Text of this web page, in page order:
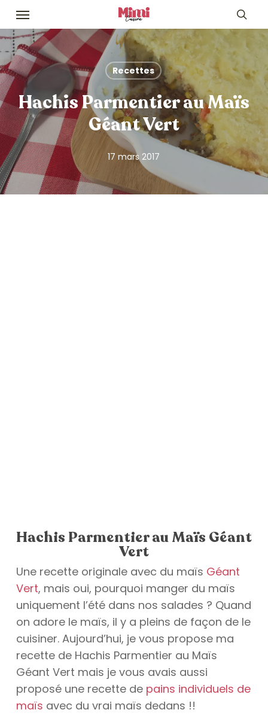
Skip
main
content
Menu
Recettes
Hachis Parmentier au Maïs
Géant Vert
17 mars 2017
Hachis Parmentier au Maïs Géant
Vert
Une recette originale avec du maïs Géant
Vert, mais oui, pourquoi manger du maïs
uniquement l’été dans nos salades ? Quand
on adore le maïs, il y a pleins de façon de le
cuisiner. Aujourd’hui, je vous propose ma
recette de Hachis Parmentier au Maïs
Géant Vert mais je vous avais aussi
proposé une recette de pains individuels de
maïs avec du vrai maïs dedans !!